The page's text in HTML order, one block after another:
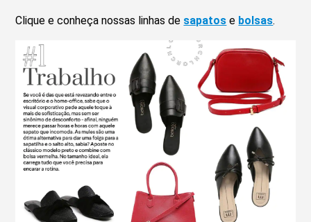
Clique e conheça nossas linhas de sapatos e bolsas.